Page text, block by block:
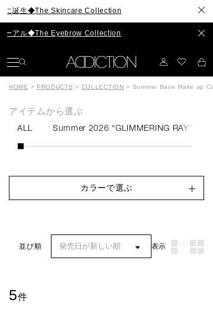
誕生◆The Skincare Collection
アル◆The Eyebrow Collection
HOME > PRODUCTS > COLLECTION > Summer Base Make up
アイテムから選ぶ
ALL Summer 2026 “GLIMMERING RAY”
カラーで選ぶ
並び順 表示
5件